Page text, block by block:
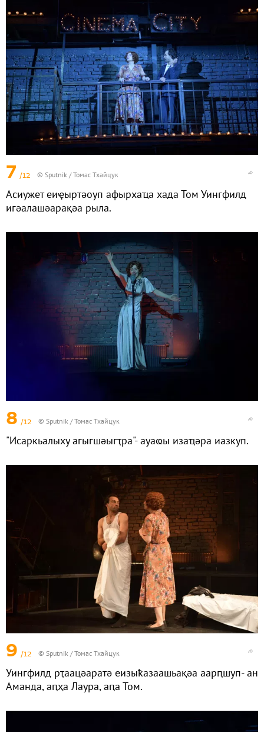
7 /12 © Sputnik / Томас Тхайцук
Асиужет еиҿыртәоуп афырхаҵа хада Том Уингфилд
игәалашәарақәа рыла.
8 /12 © Sputnik / Томас Тхайцук
"Исаркьалыху агыгшәыгҭра"- ауаҩы изаҵәра иазкуп.
9 /12 © Sputnik / Томас Тхайцук
Уингфилд рҭаацәаратә еизыҟазаашьақәа аарԥшуп- ан
Аманда, аԥҳа Лаура, аԥа Том.